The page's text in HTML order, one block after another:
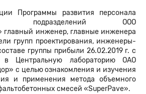
Программы развития персонала
подразделений ООО
главный инженер, главные инженера
групп проектирования, инженеры-
группы прибыли 26.02.2019 г. с
в Центральную лабораторию ОАО
с целью ознакомления и изучения
и применения метода объемного
смесей «SuperPave».